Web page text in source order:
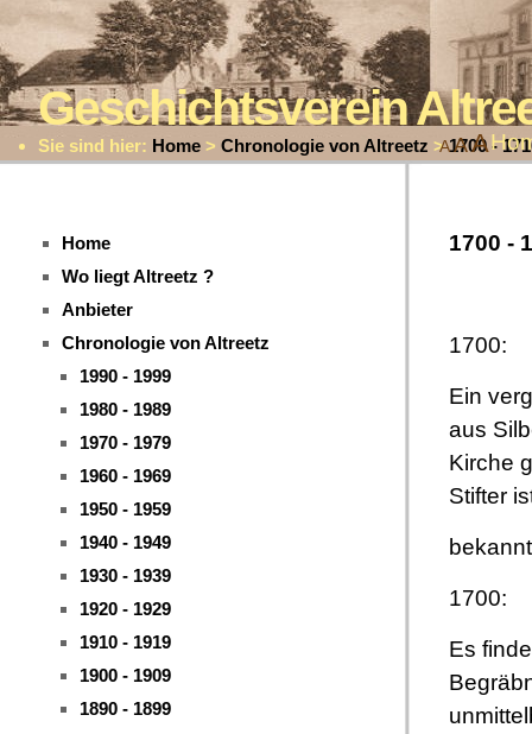
Geschichtsverein
Sie sind hier: Home > Chronologie von Altreetz >1700 -
AAA
Home
Wo liegt Altreetz ?
Anbieter
Chronologie von Altreetz
1990 - 1999
1980 - 1989
1970 - 1979
1960 - 1969
1950 - 1959
1940 - 1949
1930 - 1939
1920 - 1929
1910 - 1919
1900 - 1909
1890 - 1899
1700 -
1700:
Ein
aus
Kirche
Stifter
1700:
Es